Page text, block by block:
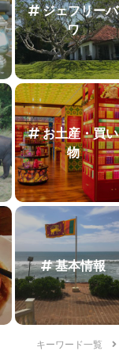
ジェフリーバ
ワ
お土産・買い
物
基本情報
キーワード一覧